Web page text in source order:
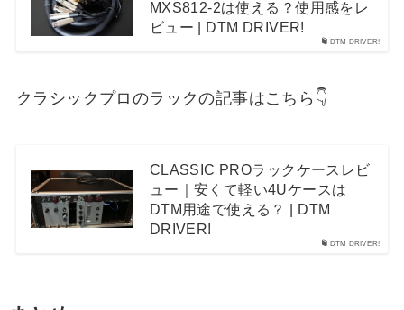
DTM DRIVER!
MXS812-2は使える？使用感をレ
ビュー | DTM DRIVER!
クラシックプロのラックの記事はこちら👇
DTM DRIVER!
CLASSIC PROラックケースレビ
ュー｜安くて軽い4Uケースは
DTM用途で使える？ | DTM
DRIVER!